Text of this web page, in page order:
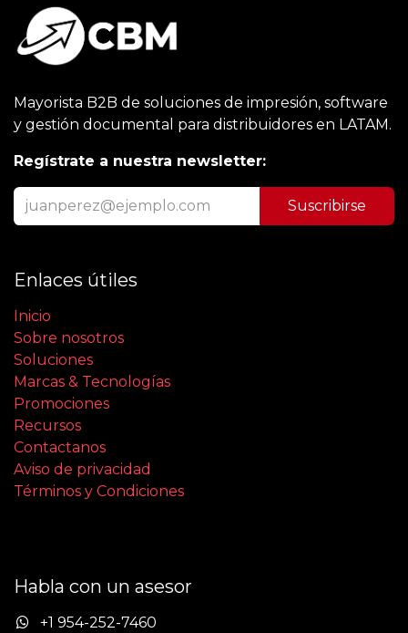
Mayorista B2B de soluciones de impresión, software
y gestión documental para distribuidores en LATAM.
Regístrate a nuestra newsletter:
Suscribirse
Enlaces útiles
Inicio
Sobre nosotros
Soluciones
Marcas & Tecnologías
Promociones
Recursos
Contactanos
Aviso de privacidad
Términos y Condiciones
Habla con un asesor
+1 954-252-7460